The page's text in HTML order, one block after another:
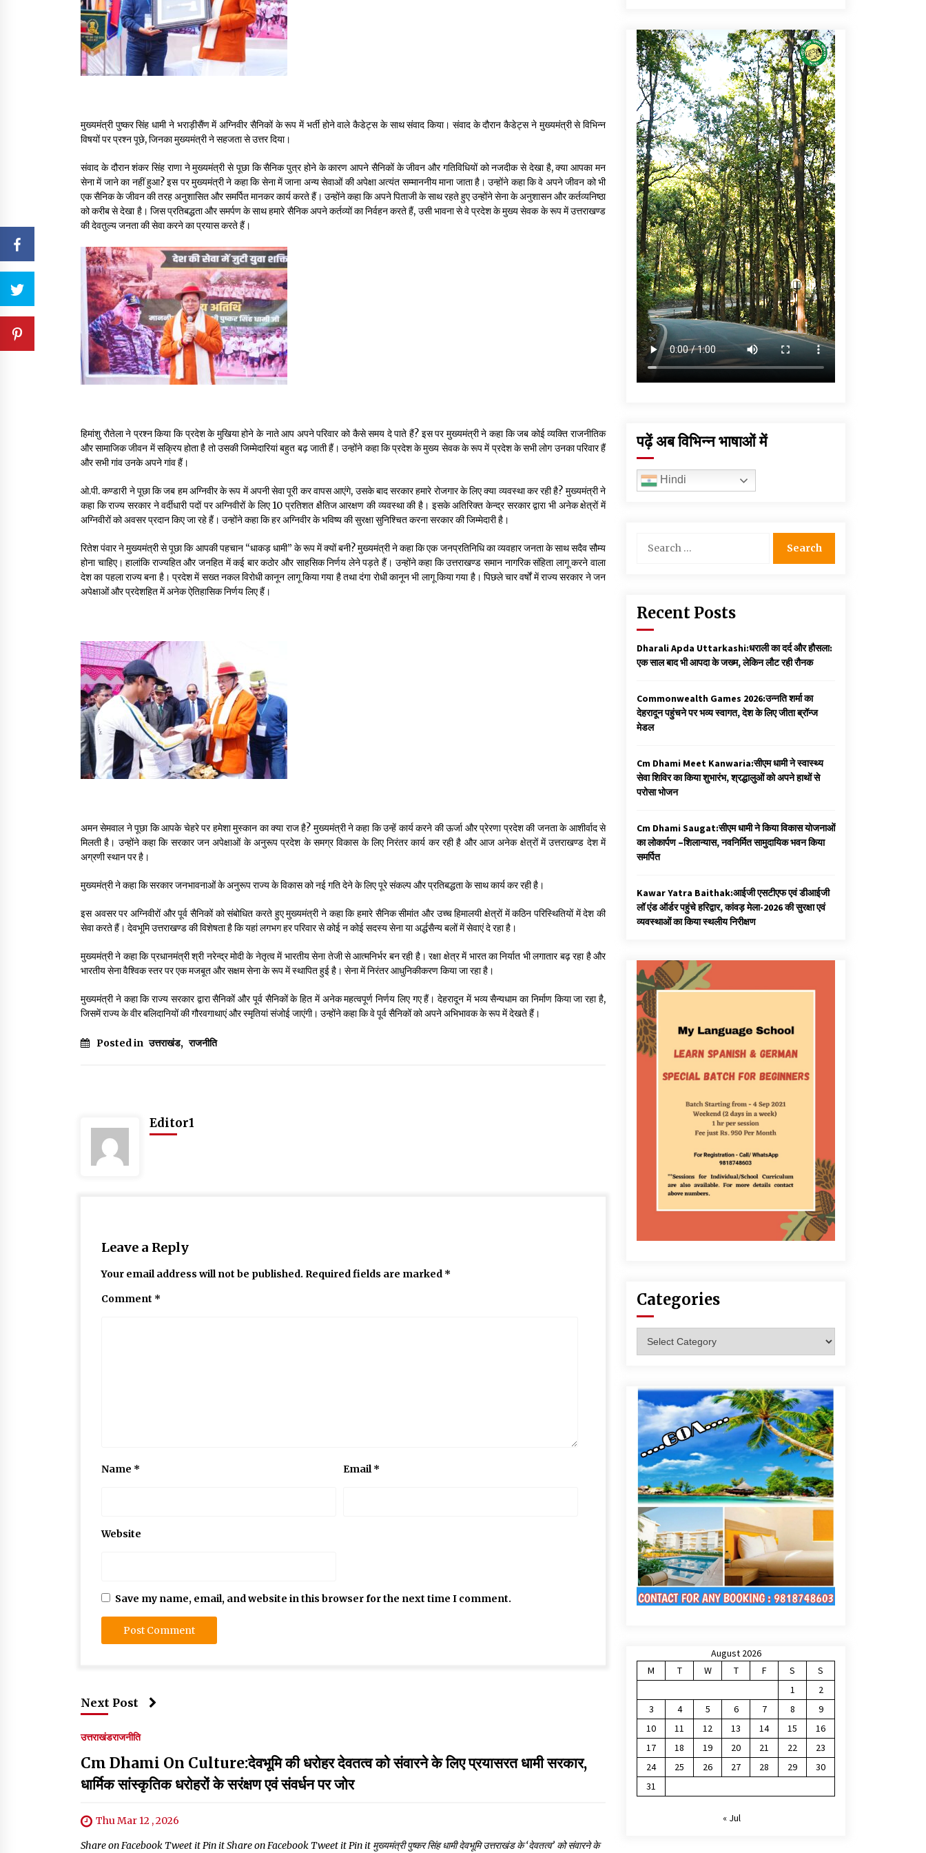
मुख्यमंत्री पुष्कर सिंह धामी ने भराड़ीसैंण में अग्निवीर सैनिकों के रूप में भर्ती होने वाले कैडेट्स के साथ संवाद किया। संवाद के दौरान कैडेट्स ने मुख्यमंत्री से विभिन्न
विषयों पर प्रश्न पूछे, जिनका मुख्यमंत्री ने सहजता से उत्तर दिया।
संवाद के दौरान शंकर सिंह राणा ने मुख्यमंत्री से पूछा कि सैनिक पुत्र होने के कारण आपने सैनिकों के जीवन और गतिविधियों को नजदीक से देखा है, क्या आपका मन
सेना में जाने का नहीं हुआ? इस पर मुख्यमंत्री ने कहा कि सेना में जाना अन्य सेवाओं की अपेक्षा अत्यंत सम्माननीय माना जाता है। उन्होंने कहा कि वे अपने जीवन को भी
एक सैनिक के जीवन की तरह अनुशासित और समर्पित मानकर कार्य करते हैं। उन्होंने कहा कि अपने पिताजी के साथ रहते हुए उन्होंने सेना के अनुशासन और कर्तव्यनिष्ठा
को करीब से देखा है। जिस प्रतिबद्धता और समर्पण के साथ हमारे सैनिक अपने कर्तव्यों का निर्वहन करते हैं, उसी भावना से वे प्रदेश के मुख्य सेवक के रूप में उत्तराखण्ड
की देवतुल्य जनता की सेवा करने का प्रयास करते हैं।
हिमांशु रौतेला ने प्रश्न किया कि प्रदेश के मुखिया होने के नाते आप अपने परिवार को कैसे समय दे पाते हैं? इस पर मुख्यमंत्री ने कहा कि जब कोई व्यक्ति राजनीतिक
और सामाजिक जीवन में सक्रिय होता है तो उसकी जिम्मेदारियां बहुत बढ़ जाती हैं। उन्होंने कहा कि प्रदेश के मुख्य सेवक के रूप में प्रदेश के सभी लोग उनका परिवार हैं
और सभी गांव उनके अपने गांव हैं।
ओ.पी. कण्डारी ने पूछा कि जब हम अग्निवीर के रूप में अपनी सेवा पूरी कर वापस आएंगे, उसके बाद सरकार हमारे रोजगार के लिए क्या व्यवस्था कर रही है? मुख्यमंत्री ने
कहा कि राज्य सरकार ने वर्दीधारी पदों पर अग्निवीरों के लिए 10 प्रतिशत क्षैतिज आरक्षण की व्यवस्था की है। इसके अतिरिक्त केन्द्र सरकार द्वारा भी अनेक क्षेत्रों में
अग्निवीरों को अवसर प्रदान किए जा रहे हैं। उन्होंने कहा कि हर अग्निवीर के भविष्य की सुरक्षा सुनिश्चित करना सरकार की जिम्मेदारी है।
रितेश पंवार ने मुख्यमंत्री से पूछा कि आपकी पहचान “धाकड़ धामी” के रूप में क्यों बनी? मुख्यमंत्री ने कहा कि एक जनप्रतिनिधि का व्यवहार जनता के साथ सदैव सौम्य
होना चाहिए। हालांकि राज्यहित और जनहित में कई बार कठोर और साहसिक निर्णय लेने पड़ते हैं। उन्होंने कहा कि उत्तराखण्ड समान नागरिक संहिता लागू करने वाला
देश का पहला राज्य बना है। प्रदेश में सख्त नकल विरोधी कानून लागू किया गया है तथा दंगा रोधी कानून भी लागू किया गया है। पिछले चार वर्षों में राज्य सरकार ने जन
अपेक्षाओं और प्रदेशहित में अनेक ऐतिहासिक निर्णय लिए हैं।
अमन सेमवाल ने पूछा कि आपके चेहरे पर हमेशा मुस्कान का क्या राज है? मुख्यमंत्री ने कहा कि उन्हें कार्य करने की ऊर्जा और प्रेरणा प्रदेश की जनता के आशीर्वाद से
मिलती है। उन्होंने कहा कि सरकार जन अपेक्षाओं के अनुरूप प्रदेश के समग्र विकास के लिए निरंतर कार्य कर रही है और आज अनेक क्षेत्रों में उत्तराखण्ड देश में
अग्रणी स्थान पर है।
मुख्यमंत्री ने कहा कि सरकार जनभावनाओं के अनुरूप राज्य के विकास को नई गति देने के लिए पूरे संकल्प और प्रतिबद्धता के साथ कार्य कर रही है।
इस अवसर पर अग्निवीरों और पूर्व सैनिकों को संबोधित करते हुए मुख्यमंत्री ने कहा कि हमारे सैनिक सीमांत और उच्च हिमालयी क्षेत्रों में कठिन परिस्थितियों में देश की
सेवा करते हैं। देवभूमि उत्तराखण्ड की विशेषता है कि यहां लगभग हर परिवार से कोई न कोई सदस्य सेना या अर्द्धसैन्य बलों में सेवाएं दे रहा है।
मुख्यमंत्री ने कहा कि प्रधानमंत्री श्री नरेन्द्र मोदी के नेतृत्व में भारतीय सेना तेजी से आत्मनिर्भर बन रही है। रक्षा क्षेत्र में भारत का निर्यात भी लगातार बढ़ रहा है और
भारतीय सेना वैश्विक स्तर पर एक मजबूत और सक्षम सेना के रूप में स्थापित हुई है। सेना में निरंतर आधुनिकीकरण किया जा रहा है।
मुख्यमंत्री ने कहा कि राज्य सरकार द्वारा सैनिकों और पूर्व सैनिकों के हित में अनेक महत्वपूर्ण निर्णय लिए गए हैं। देहरादून में भव्य सैन्यधाम का निर्माण किया जा रहा है,
जिसमें राज्य के वीर बलिदानियों की गौरवगाथाएं और स्मृतियां संजोई जाएंगी। उन्होंने कहा कि वे पूर्व सैनिकों को अपने अभिभावक के रूप में देखते हैं।
Posted in उत्तराखंड, राजनीति
Editor1
Leave a Reply
Your email address will not be published. Required fields are marked *
Comment *
Name * Email*
Website
Save my name, email, and website in this browser for the next time I comment.
Next Post
उत्तराखंडराजनीति
Cm Dhami On Culture:देवभूमि की धरोहर देवतत्व को संवारने के लिए प्रयासरत धामी सरकार,
धार्मिक सांस्कृतिक धरोहरों के सरंक्षण एवं संवर्धन पर जोर
Thu Mar 12 , 2026
Share on Facebook Tweet it Pin it Share on Facebook Tweet it Pin it मुख्यमंत्री पुष्कर सिंह धामी देवभूमि उत्तराखंड के ‘देवतत्व’ को संवारने के
पढ़ें अब विभिन्न भाषाओं में
Hindi
for:
Recent Posts
Dharali Apda Uttarkashi:धराली का दर्द और हौसला:
एक साल बाद भी आपदा के जख्म, लेकिन लौट रही रौनक
Commonwealth Games 2026:उन्नति शर्मा का
देहरादून पहुंचने पर भव्य स्वागत, देश के लिए जीता ब्रॉन्ज
मेडल
Cm Dhami Meet Kanwaria:सीएम धामी ने स्वास्थ्य
सेवा शिविर का किया शुभारंभ, श्रद्धालुओं को अपने हाथों से
परोसा भोजन
Cm Dhami Saugat:सीएम धामी ने किया विकास योजनाओं
का लोकार्पण –शिलान्यास, नवनिर्मित सामुदायिक भवन किया
समर्पित
Kawar Yatra Baithak:आईजी एसटीएफ एवं डीआईजी
लॉ एंड ऑर्डर पहुंचे हरिद्वार, कांवड़ मेला-2026 की सुरक्षा एवं
व्यवस्थाओं का किया स्थलीय निरीक्षण
Categories
August 2026
M
T W T F S
S
1
2
3
4 5 6 7 8
9
10
11 12 13 14 15
16
17
18 19 20 21 22
23
24
25 26 27 28 29
30
31
« Jul